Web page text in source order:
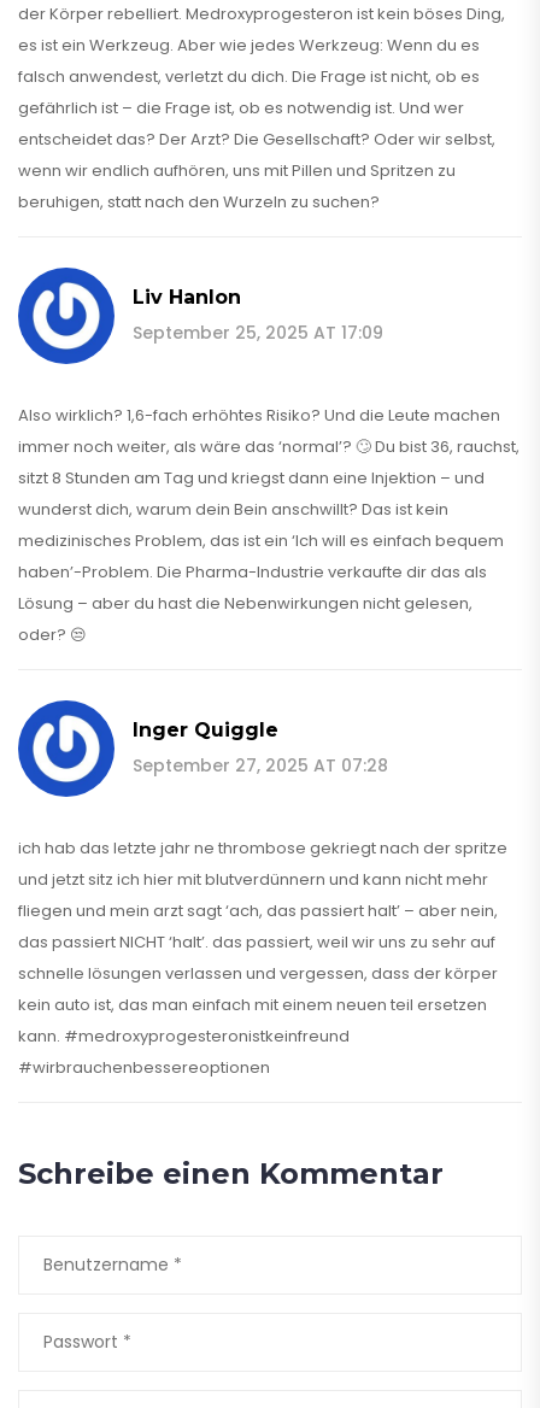
der Körper rebelliert. Medroxyprogesteron ist kein böses Ding,
es ist ein Werkzeug. Aber wie jedes Werkzeug: Wenn du es
falsch anwendest, verletzt du dich. Die Frage ist nicht, ob es
gefährlich ist – die Frage ist, ob es notwendig ist. Und wer
entscheidet das? Der Arzt? Die Gesellschaft? Oder wir selbst,
wenn wir endlich aufhören, uns mit Pillen und Spritzen zu
beruhigen, statt nach den Wurzeln zu suchen?
Liv Hanlon
September 25, 2025 AT 17:09
Also wirklich? 1,6-fach erhöhtes Risiko? Und die Leute machen
immer noch weiter, als wäre das ‘normal’? 🙄 Du bist 36, rauchst,
sitzt 8 Stunden am Tag und kriegst dann eine Injektion – und
wunderst dich, warum dein Bein anschwillt? Das ist kein
medizinisches Problem, das ist ein ‘Ich will es einfach bequem
haben’-Problem. Die Pharma-Industrie verkaufte dir das als
Lösung – aber du hast die Nebenwirkungen nicht gelesen,
oder? 😒
Inger Quiggle
September 27, 2025 AT 07:28
ich hab das letzte jahr ne thrombose gekriegt nach der spritze
und jetzt sitz ich hier mit blutverdünnern und kann nicht mehr
fliegen und mein arzt sagt ‘ach, das passiert halt’ – aber nein,
das passiert NICHT ‘halt’. das passiert, weil wir uns zu sehr auf
schnelle lösungen verlassen und vergessen, dass der körper
kein auto ist, das man einfach mit einem neuen teil ersetzen
kann. #medroxyprogesteronistkeinfreund
#wirbrauchenbessereoptionen
Schreibe einen Kommentar